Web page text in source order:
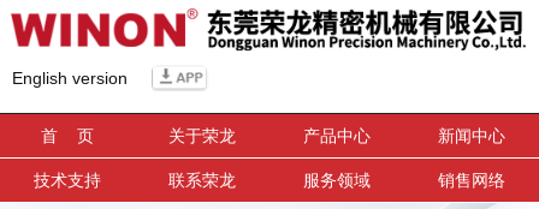
English version
首 页 关于荣龙 产品中心 新闻中心
技术支持 联系荣龙 服务领域 销售网络
信息搜索
搜索